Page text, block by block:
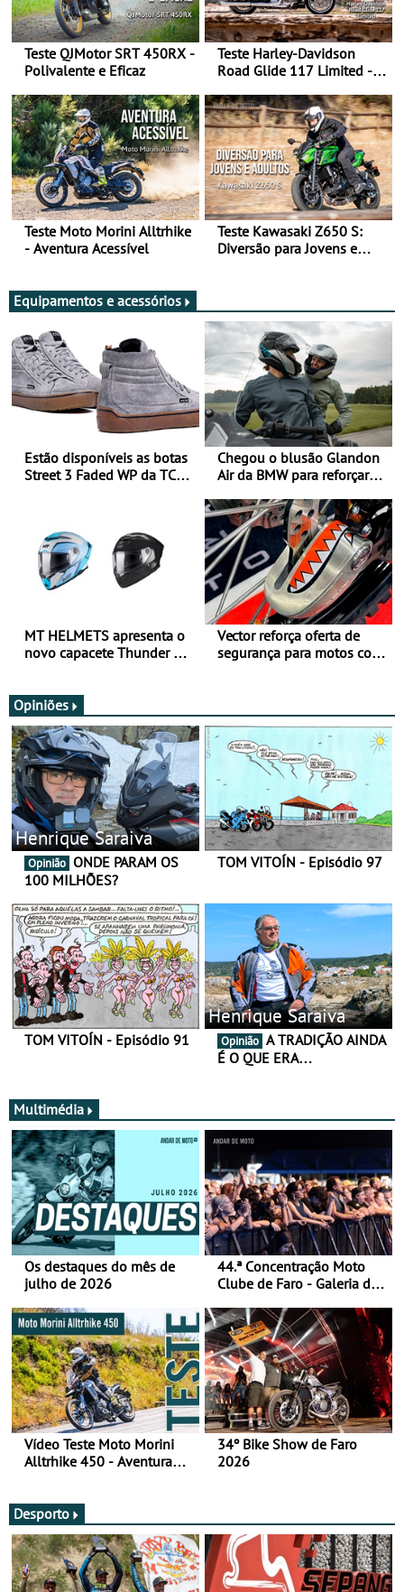
Teste QJMotor SRT 450RX -
Polivalente e Eficaz
Teste Harley-Davidson
Road Glide 117 Limited - A
Teste Moto Morini Alltrhike
- Aventura Acessível
Teste Kawasaki Z650 S:
Diversão para Jovens e
Equipamentos e acessórios
Estão disponíveis as botas
Street 3 Faded WP da TCX
Chegou o blusão Glandon
Air da BMW para reforçar
verão
MT HELMETS apresenta o
novo capacete Thunder 4 R
Vector reforça oferta de
segurança para motos com
Opiniões
Henrique Saraiva
Opinião
100 MILHÕES?
TOM VITOÍN - Episódio 97
TOM VITOÍN - Episódio 91
Henrique Saraiva
Opinião
É O QUE ERA…
Multimédia
Os destaques do mês de
julho de 2026
44.ª Concentração Moto
Clube de Faro - Galeria de
Vídeo Teste Moto Morini
Alltrhike 450 - Aventura
34º Bike Show de Faro
2026
Desporto